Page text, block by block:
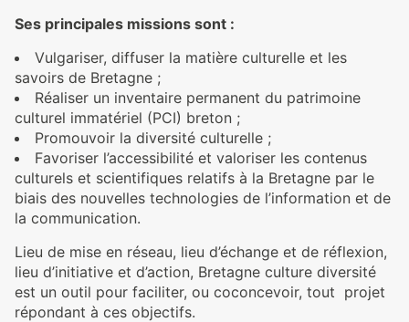
Ses principales missions sont :
Vulgariser, diffuser la matière culturelle et les
savoirs de Bretagne ;
Réaliser un inventaire permanent du patrimoine
culturel immatériel (PCI) breton ;
Promouvoir la diversité culturelle ;
Favoriser l’accessibilité et valoriser les contenus
culturels et scientifiques relatifs à la Bretagne par le
biais des nouvelles technologies de l’information et de
la communication.
Lieu de mise en réseau, lieu d’échange et de réflexion,
lieu d’initiative et d’action, Bretagne culture diversité
est un outil pour faciliter, ou coconcevoir, tout projet
répondant à ces objectifs.